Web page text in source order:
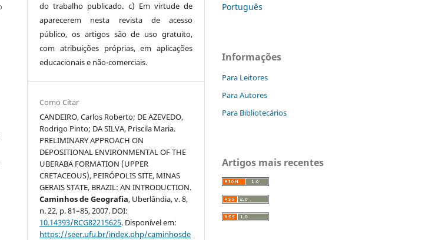
do trabalho publicado. c) Em virtude de
aparecerem nesta revista de acesso
público, os artigos são de uso gratuito,
com atribuições próprias, em aplicações
educacionais e não-comerciais.
Como Citar
CANDEIRO, Carlos Roberto; DE AZEVEDO,
Rodrigo Pinto; DA SILVA, Priscila Maria.
PRELIMINARY APPROACH ON
DEPOSITIONAL ENVIRONMENTAL OF THE
UBERABA FORMATION (UPPER
CRETACEOUS), PEIRÓPOLIS SITE, MINAS
GERAIS STATE, BRAZIL: AN INTRODUCTION.
Caminhos de Geografia, Uberlândia, v. 8,
n. 22, p. 81–85, 2007. DOI:
10.14393/RCG82215625. Disponível em:
https://seer.ufu.br/index.php/caminhosde
Português
Informações
Para Leitores
Para Autores
Para Bibliotecários
Artigos mais recentes